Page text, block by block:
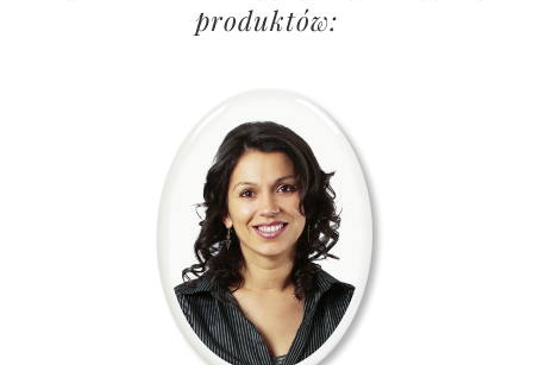
produktów: